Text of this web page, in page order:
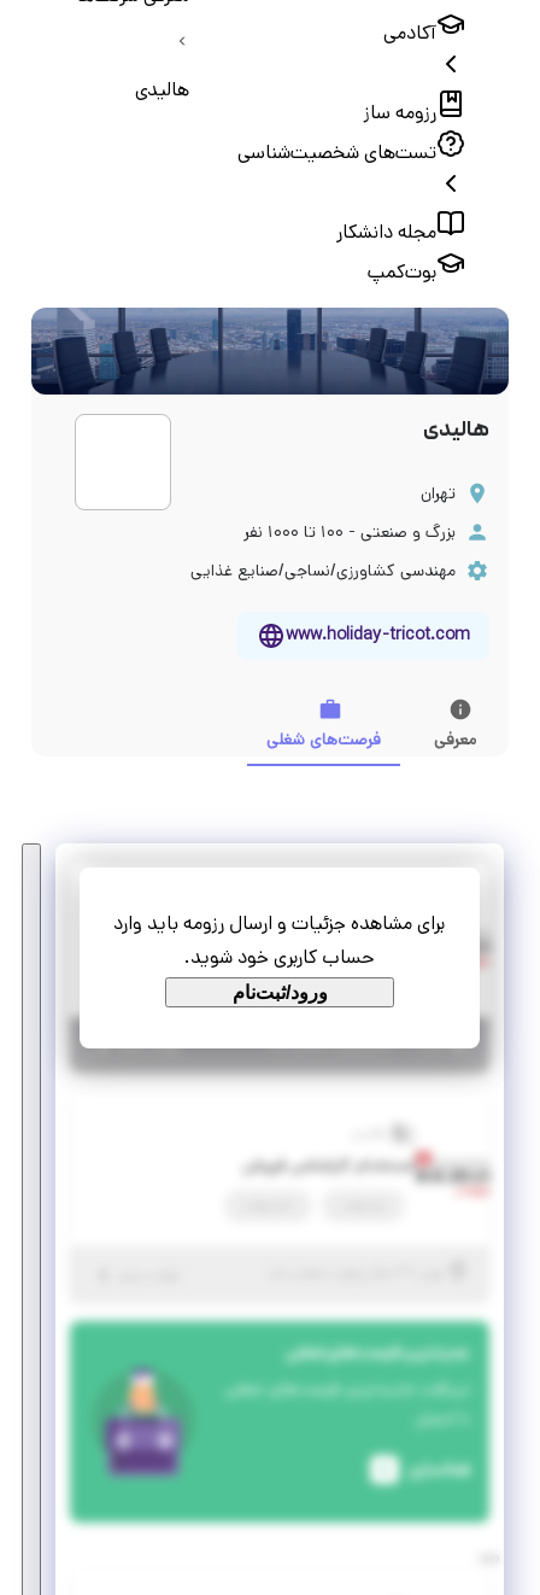
آکادمی
رزومه ساز
تست‌های شخصیت‌شناسی
مجله دانشکار
بوت‌کمپ
هالیدی
هالیدی
تهران
بزرگ و صنعتی - ۱۰۰ تا ۱۰۰۰ نفر
مهندسی کشاورزی/نساجی/صنایع غذایی
www.holiday-tricot.com
معرفی فرصت‌های شغلی
برای مشاهده جزئیات و ارسال رزومه باید وارد
حساب کاربری خود شوید.
ورود/ثبت‌نام
استخدام طراح صنعتی پوشاک
تمام وقت استخدام
تهران |۳ سال پیش | منقضی شده جزئیات بیشتر
استخدام کارشناس فروش
جدیدترین فرصت‌های شغلی
دریافت جدیدترین فرصت‌های شغلی
با ایمیل
فعالسازی